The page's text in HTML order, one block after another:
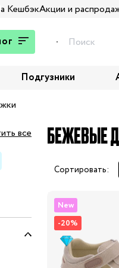
КешбэкАкции и
и джинсы
одежда
и пиджаки
и пуловеры
Комбинезоны,
боди
Костюмы
Купальники и плавки
Подгузники
все БЕЖЕВЫЕ
Сортировать:
New
-20%